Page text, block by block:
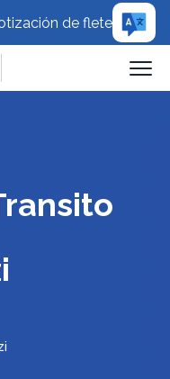
de flete